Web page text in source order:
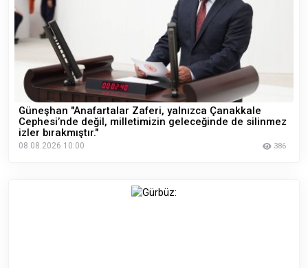
Güneşhan "Anafartalar Zaferi, yalnızca Çanakkale
Cephesi’nde değil, milletimizin geleceğinde de silinmez
izler bırakmıştır."
08.08.2026 10:00 386